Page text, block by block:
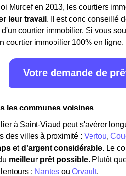
Murcef en 2013, les courtiers
leur travail . Il est donc conseillé
courtier immobilier. Si vous
courtier immobilier 100% en ligne.
Votre demande de
les communes voisines
à Saint-Viaud peut s'avérer
des villes à proximité : Vertou,
et d'argent considérable. Le
meilleur prêt possible. Plutôt
: Nantes ou Orvault.